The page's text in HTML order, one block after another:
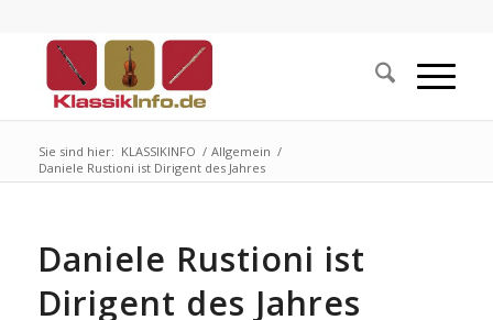
Sie sind hier: KLASSIKINFO / Allgemein /
Daniele Rustioni ist Dirigent des Jahres
Daniele Rustioni ist
Dirigent des Jahres